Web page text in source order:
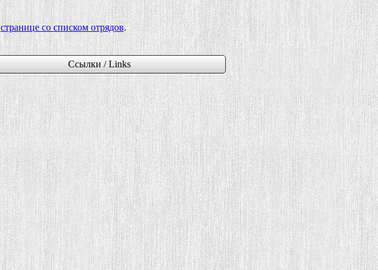
странице со списком отрядов.
Ссылки / Links